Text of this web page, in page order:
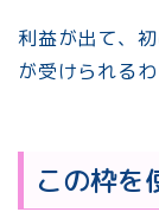
利益が出て、
が受けられるわ
この枠を